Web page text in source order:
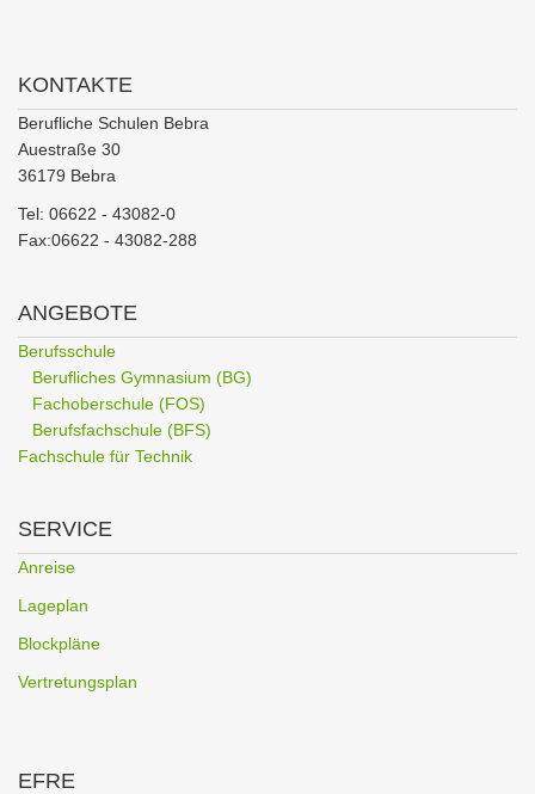
KONTAKTE
Berufliche Schulen Bebra
Auestraße 30
36179 Bebra
Tel: 06622 - 43082-0
Fax:06622 - 43082-288
ANGEBOTE
Berufsschule
Berufliches Gymnasium (BG)
Fachoberschule (FOS)
Berufsfachschule (BFS)
Fachschule für Technik
SERVICE
Anreise
Lageplan
Blockpläne
Vertretungsplan
EFRE